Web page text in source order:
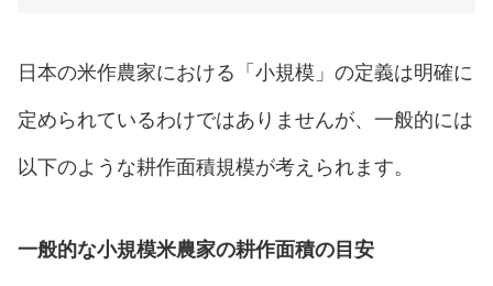
日本の米作農家における「小規模」の定義は明確に
定められているわけではありませんが、一般的には
以下のような耕作面積規模が考えられます。
一般的な小規模米農家の耕作面積の目安